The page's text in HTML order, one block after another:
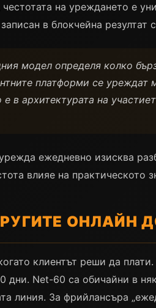
на уреждането е
в блокчейна резултат
модел определя колко
платформи се
в архитектурата на
ежедневно изисква
влияе на практическото
ОНЛАЙН
клиентът реши да
дни. Net-60 са обичайни в
линия. За фрийлансъра